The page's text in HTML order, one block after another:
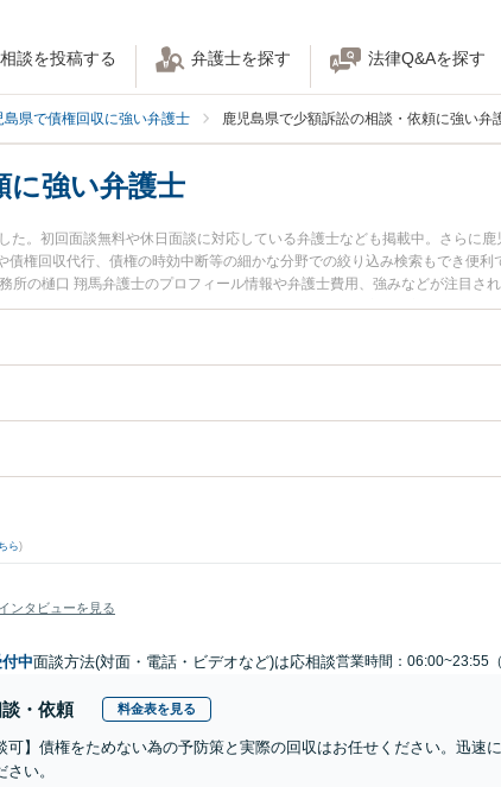
談を投稿する 弁護士を探す 法律Q&Aを探す
島県で債権回収に強い弁護士 鹿児島県で少額訴訟の相談・依頼に強い弁
に強い弁護士
。初回面談無料や休日面談に対応している弁護士なども掲載中。さらに
権回収代行、債権の時効中断等の細かな分野での絞り込み検索もでき便利
の樋口 翔馬弁護士のプロフィール情報や弁護士費用、強みなどが注目さ
談したい』『少額訴訟の相談・依頼のトラブル解決の実績豊富な近くの弁
予約したい』などでお困りの相談者さんにおすすめです。
ら)
インタビューを見る
中面談方法(対面・電話・ビデオなど)は応相談営業時間：06:00~23:55（
・依頼 料金表を見る
可】債権をためない為の予防策と実際の回収はお任せください。迅速
い。